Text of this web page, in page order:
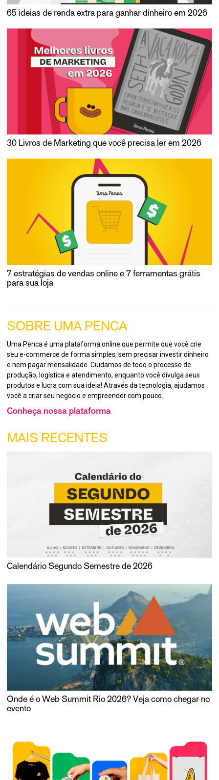
65 ideias de renda extra para ganhar dinheiro em 2026
30 Livros de Marketing que você precisa ler em 2026
7 estratégias de vendas online e 7 ferramentas grátis
para sua loja
SOBRE UMA PENCA
Uma Penca é uma plataforma online que permite que você crie
seu e-commerce de forma simples, sem precisar investir dinheiro
e nem pagar mensalidade. Cuidamos de todo o processo de
produção, logística e atendimento, enquanto você divulga seus
produtos e lucra com sua ideia! Através da tecnologia, ajudamos
você a criar seu negócio e empreender com pouco.
Conheça nossa plataforma
MAIS RECENTES
Calendário Segundo Semestre de 2026
Onde é o Web Summit Rio 2026? Veja como chegar no
evento